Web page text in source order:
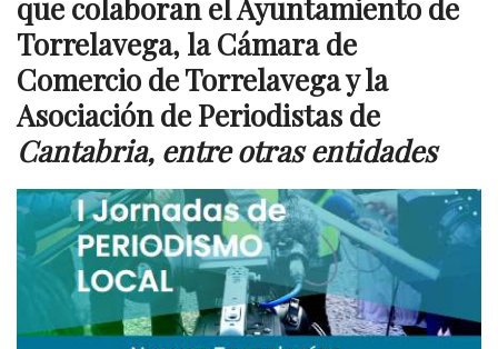
que colaboran el Ayuntamiento de
Torrelavega, la Cámara de
Comercio de Torrelavegay la
Asociación de Periodistas de
Cantabria, entre otras entidades